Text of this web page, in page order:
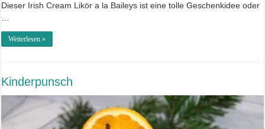
Dieser Irish Cream Likör a la Baileys ist eine tolle Geschenkidee oder
…
Weiterlesen »
Kinderpunsch